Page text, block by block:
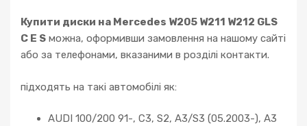
Купити диски на Mercedes W205 W211 W212 GLS
C E S можна, оформивши замовлення на нашому сайті
або за телефонами, вказаними в розділі контакти.
підходять на такі автомобілі як:
AUDI 100/200 91-, C3, S2, A3/S3 (05.2003-), A3